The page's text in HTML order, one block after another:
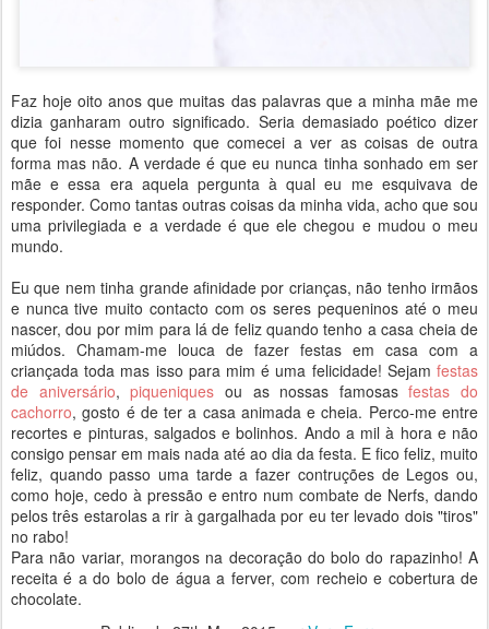
Faz hoje oito anos que muitas das palavras que a minha mãe me
dizia ganharam outro significado. Seria demasiado poético dizer
que foi nesse momento que comecei a ver as coisas de outra
forma mas não. A verdade é que eu nunca tinha sonhado em ser
mãe e essa era aquela pergunta à qual eu me esquivava de
responder. Como tantas outras coisas da minha vida, acho que sou
uma privilegiada e a verdade é que ele chegou e mudou o meu
mundo.
Eu que nem tinha grande afinidade por crianças, não tenho irmãos
e nunca tive muito contacto com os seres pequeninos até o meu
nascer, dou por mim para lá de feliz quando tenho a casa cheia de
miúdos. Chamam-me louca de fazer festas em casa com a
criançada toda mas isso para mim é uma felicidade! Sejam festas
de aniversário,piqueniques ou as nossas famosasfestas do
cachorro, gosto é de ter a casa animada e cheia. Perco-me entre
recortes e pinturas, salgados e bolinhos. Ando a mil à hora e não
consigo pensar em mais nada até ao dia da festa. E fico feliz, muito
feliz, quando passo uma tarde a fazer contruções de Legos ou,
como hoje, cedo à pressão e entro num combate de Nerfs, dando
pelos três estarolas a rir à gargalhada por eu ter levado dois "tiros"
no rabo!
Para não variar, morangos na decoração do bolo do rapazinho! A
receita é a do bolo de água a ferver, com recheio e cobertura de
chocolate.